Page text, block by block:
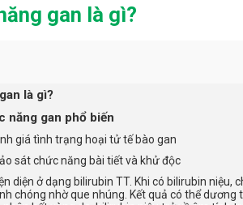
gan là gì?
là gì?
năng gan phổ biến
giá tình trạng hoại tử tế bào gan
sát chức năng bài tiết và khử độc
diện ở dạng bilirubin TT. Khi có bilirubin niệu,
chóng nhờ que nhúng. Kết quả có thể